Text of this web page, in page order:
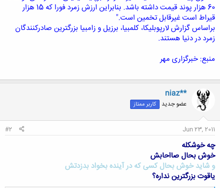
60 هزار پوند قیمت داشته باشد. بنابراین ارزش زمرد فورا که 15 هزار
قیراط است غیرقابل تخمین است."
براساس گزارش لارپوبلیکا، کلمبیا، برزیل و زامبیا بزرگترین صادرکنندگان
زمرد در دنیا هستند.
منبع: خبرگزاری مهر
niaz**
عضو جدید کاربر ممتاز
Jun 23, 2011
#2
چه خوشکله
خوش بحال صااحابش
و شاید خوش بحال کسی که در آینده بخواد بدزدتش
یاقوت بزرگترین نداره؟